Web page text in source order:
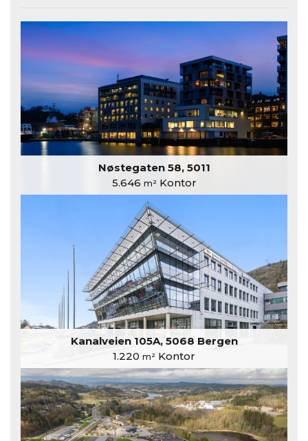
Nøstegaten 58, 5011
5.646 m²Kontor
Kanalveien 105A, 5068 Bergen
1.220 m² Kontor